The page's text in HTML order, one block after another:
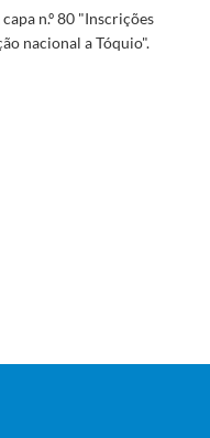
n.º 80 "Inscrições
nacional a Tóquio".